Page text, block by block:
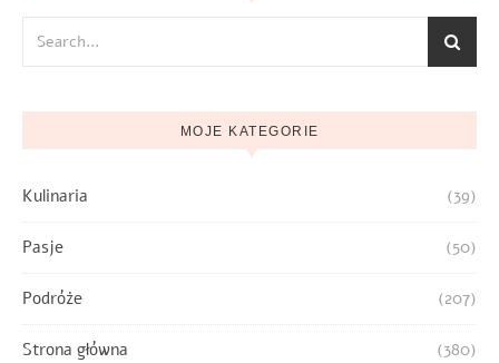
MOJE KATEGORIE
Kulinaria (39)
Pasje (50)
Podróże (207)
Strona główna (380)